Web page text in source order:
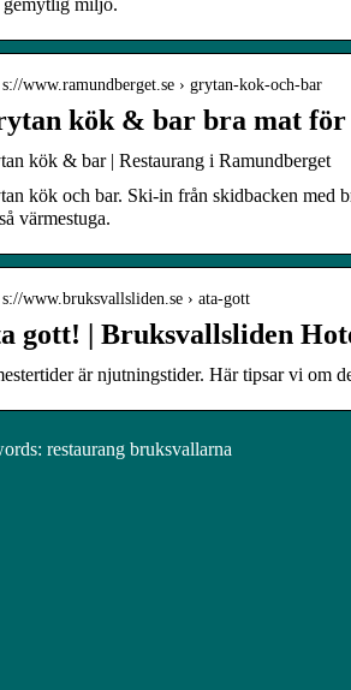
www.ramundberget.se › grytan-kok-och-bar
kök & bar bra mat för
kök & bar | Restaurang i Ramundberget
kök och bar. Ski-in från skidbacken med
värmestuga.
www.bruksvallsliden.se › ata-gott
gott! | Bruksvallsliden
är njutningstider. Här tipsar vi om
restaurang bruksvallarna